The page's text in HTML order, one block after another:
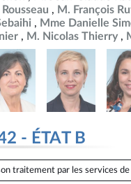
M. François
Mme Danielle
M. Nicolas Thierry
- ÉTAT B
traitement par les services